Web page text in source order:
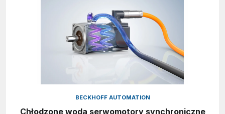
BECKHOFF AUTOMATION
Chłodzone wodą serwomotory synchroniczne